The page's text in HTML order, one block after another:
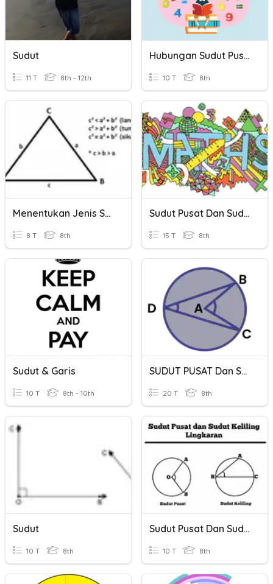
Sudut
11 T 8th - 12th
Hubungan Sudut Pusat, Panjang Busur Dan Luas Juring
10 T 8th
Menentukan Jenis Segitiga Dari Panjang Sudut
8 T 8th
Sudut Pusat Dan Sudut Keliling
15 T 8th
Sudut & Garis
10 T 8th - 10th
SUDUT PUSAT Dan SUDUT KELILING
20 T 8th
Sudut
10 T 8th
Sudut Pusat Dan Sudut Keliling
10 T 8th